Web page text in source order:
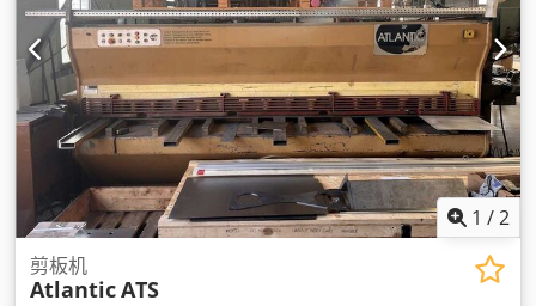
1 /2
剪板机
AtlanticATS